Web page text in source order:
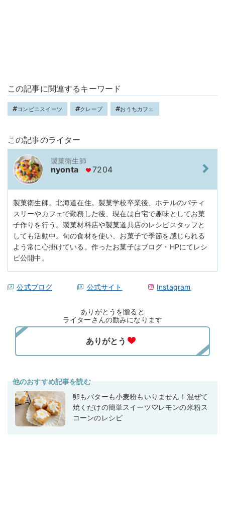
この記事に関連するキーワード
コンビニスイーツ クレープ おうちカフェ
この記事のライター
製菓衛生師
nyonta 7204
製菓衛生師。北海道在住。製菓学校卒業後、ホテルのパティ
スリーやカフェで勤務した後、現在は自宅で趣味としてお菓
子作りを行う。製菓材料店や製菓道具店のレシピスタッフと
しても活動中。旬の食材を使い、お菓子で季節を感じられる
よう常に心掛けている。作ったお菓子はブログ・HPにてレシ
ピ公開中。
公式ブログ 公式サイト Instagram
ありがとうを贈ると
ライターさんの励みになります
他のおすすめ記事を読む
卵もバターも小麦粉もいりません！混ぜて
焼くだけの簡単スイーツ♡レモンの米粉ス
コーンのレシピ